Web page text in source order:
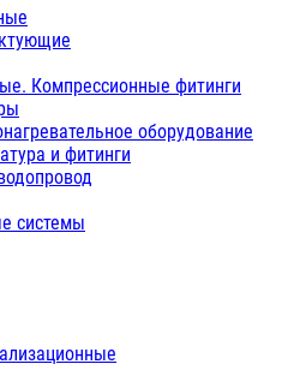
Компрессионные фитинги
оборудование
и фитинги
системы